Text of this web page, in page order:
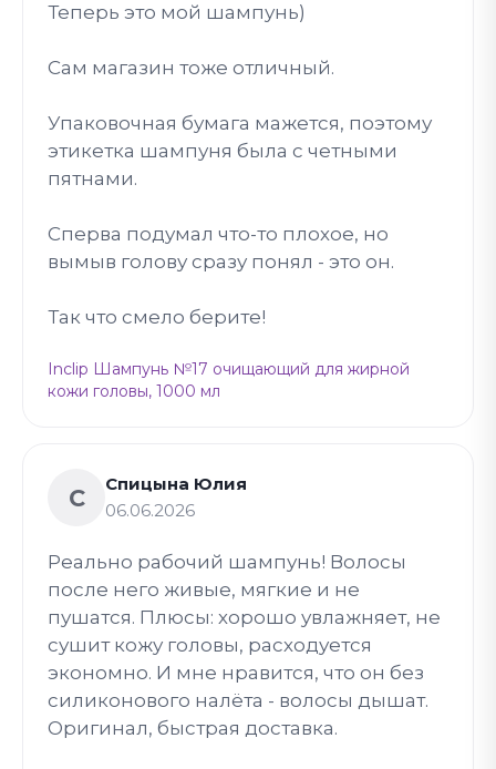
Теперь это мой шампунь)
Сам магазин тоже отличный.
Упаковочная бумага мажется, поэтому
этикетка шампуня была с четными
пятнами.
Сперва подумал что-то плохое, но
вымыв голову сразу понял - это он.
Так что смело берите!
Inclip Шампунь №17 очищающий для жирной
кожи головы, 1000 мл
С
Спицына Юлия
06.06.2026
Реально рабочий шампунь! Волосы
после него живые, мягкие и не
пушатся. Плюсы: хорошо увлажняет, не
сушит кожу головы, расходуется
экономно. И мне нравится, что он без
силиконового налёта - волосы дышат.
Оригинал, быстрая доставка.